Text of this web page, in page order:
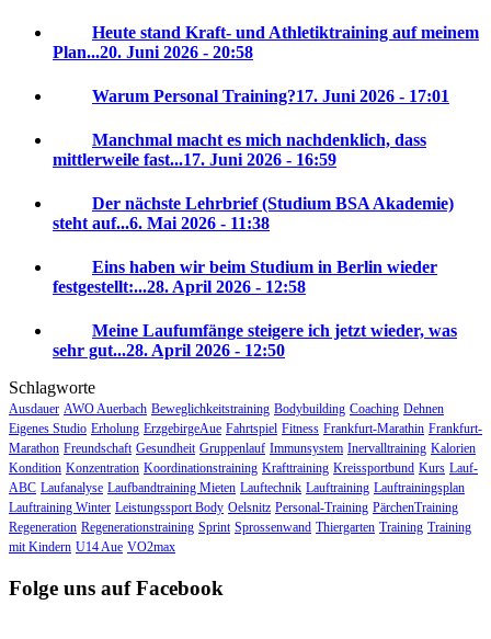
Heute stand Kraft- und Athletiktraining auf meinem
Plan...20. Juni 2026 - 20:58
Warum Personal Training?17. Juni 2026 - 17:01
Manchmal macht es mich nachdenklich, dass
mittlerweile fast...17. Juni 2026 - 16:59
Der nächste Lehrbrief (Studium BSA Akademie)
steht auf...6. Mai 2026 - 11:38
Eins haben wir beim Studium in Berlin wieder
festgestellt:...28. April 2026 - 12:58
Meine Laufumfänge steigere ich jetzt wieder, was
sehr gut...28. April 2026 - 12:50
Schlagworte
Ausdauer AWO Auerbach Beweglichkeitstraining Bodybuilding Coaching Dehnen
Eigenes Studio Erholung ErzgebirgeAue Fahrtspiel Fitness Frankfurt-Marathin Frankfurt-
Marathon Freundschaft Gesundheit Gruppenlauf Immunsystem Inervalltraining Kalorien
Kondition Konzentration Koordinationstraining Krafttraining Kreissportbund Kurs Lauf-
ABC Laufanalyse Laufbandtraining Mieten Lauftechnik Lauftraining Lauftrainingsplan
Lauftraining Winter Leistungssport Body Oelsnitz Personal-Training PärchenTraining
Regeneration Regenerationstraining Sprint Sprossenwand Thiergarten Training Training
mit Kindern U14 Aue VO2max
Folge uns auf Facebook